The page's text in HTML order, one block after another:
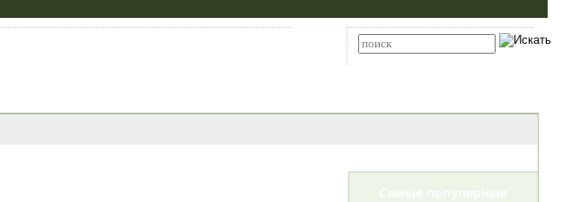
Самые популярные